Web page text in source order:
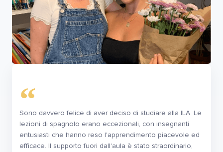
Sono davvero felice di aver deciso di studiare alla ILA. Le
lezioni di spagnolo erano eccezionali, con insegnanti
entusiasti che hanno reso l'apprendimento piacevole ed
efficace. Il supporto fuori dall'aula è stato straordinario,